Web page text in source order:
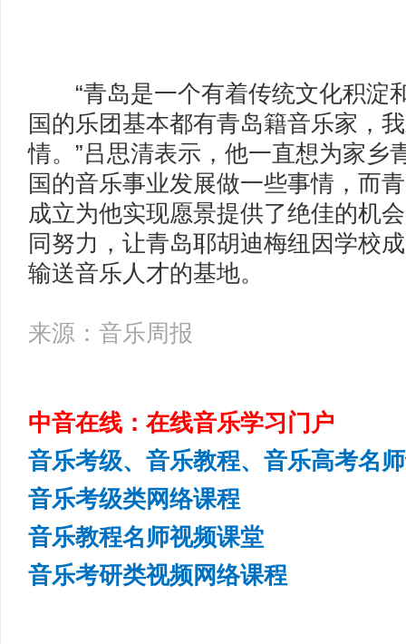
“青岛是一个有着传统文化积淀
国的乐团基本都有青岛籍音乐家，
情。”吕思清表示，他一直想为家乡
国的音乐事业发展做一些事情，而
成立为他实现愿景提供了绝佳的机
同努力，让青岛耶胡迪梅纽因学校
输送音乐人才的基地。
来源：音乐周报
中音在线：在线音乐学习门户
音乐考级、音乐教程、音乐高考名
音乐考级类网络课程
音乐教程名师视频课堂
音乐考研类视频网络课程